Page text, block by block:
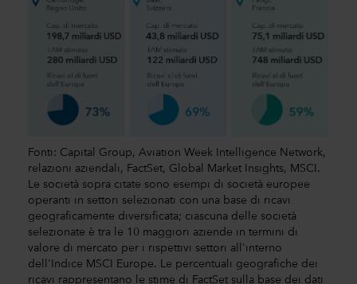
Fonti: Capital Group, Aviation Week Intelligence Network,
relazioni aziendali, FactSet, Global Market Insights, MSCI.
Le società sopra citate sono esempi di società europee
operanti in settori selezionati con una base di ricavi
geograficamente diversificata; ciascuna delle società
selezionate è tra le 10 maggiori aziende in termini di
valore di mercato per i rispettivi settori all'interno
dell'Indice MSCI Europe. Le percentuali geografiche dei
ricavi rappresentano le stime di FactSet sulla base dei dati